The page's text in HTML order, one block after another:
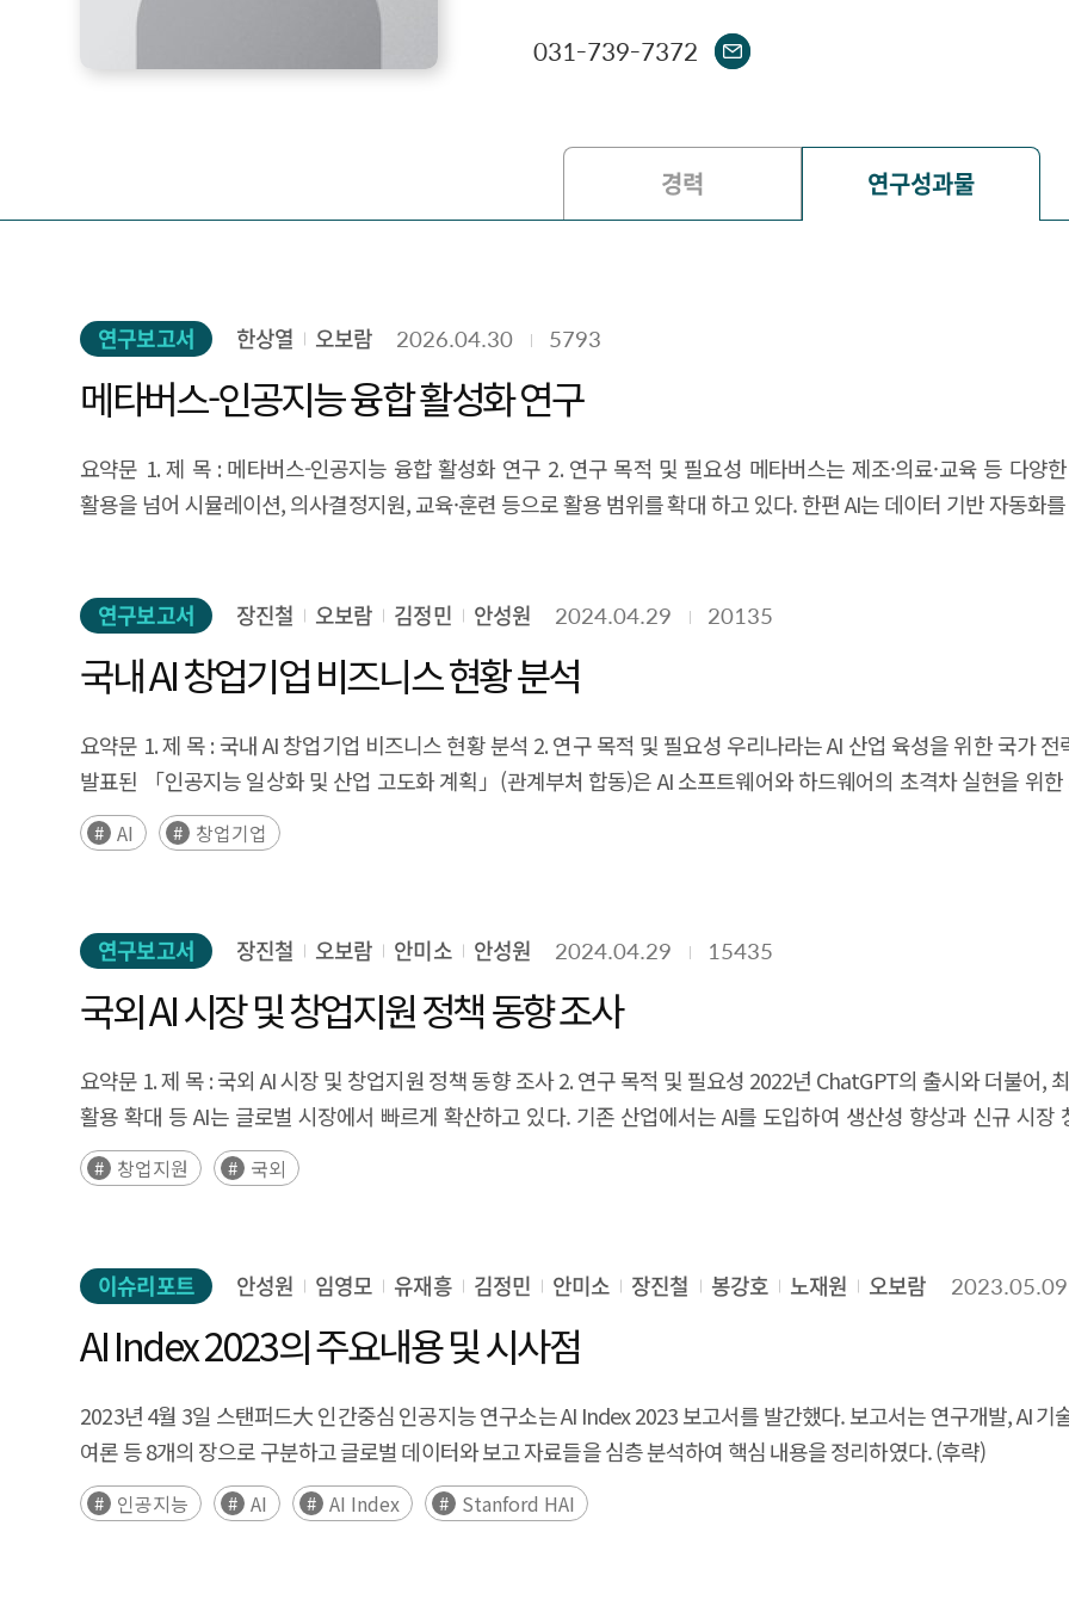
031-739-7372
경력 연구성과물
연구보고서 한상열 오보람 2026.04.30 5793
메타버스-인공지능 융합 활성화 연구
요약문 1. 제 목 : 메타버스-인공지능 융합 활성화 연구 2. 연구 목적 및 필요성 메타버스는 제조·의료·교육 등 다양한 산업에서 실증 성과를 축적하며, 엔터테인먼 트 중심
활용을 넘어 시뮬레이션, 의사결정지원, 교육·훈련 등으로 활용 범위를 확대 하고 있다. 한편 AI는 데이터 기반 자동화를 통해 산
체계적 분석은 미흡하다. 이에 본 연구는 메타버 스–AI 융합 구조를 종합적으로 분석하고, 양 기술의 공진화를
3. 연구의 구성 및 범위 본 연구는 메타버스와 AI 융합 활성화 전략을 도출하기 위해 기술–산업–정책으로 이 어지는 단계적 구조로 총 5개 장으로 구성되었다. 제1장은 연구
융합 시너지에 따른 가치사슬 변화를 구조화한다. 제4장은 주요 산업별 활용 동향과 주요국의 관련 정책을 검토하여 메타버스-AI 융합의 중장기 발전 방향을 제시한다.
마지막으로 제5장 은 메타버스–AI 융합의 장애요인을 정리하고 대응 방안을 제시한다. 4. 연구 내용 및 결과 4.1 메타버스 및 AI 기술 개요 메타버스는 현실 세계와 가상 세계가
융합하는 가상융합세계로, 메타버스의 핵심 기 술로는 AI, 공간컴퓨팅, 디지털 트윈, 블록체인 등이 있다. 이들은 콘
전반에 걸쳐 신공간화, 초개인화, 초실감화, 멀티모달화라는 진화 방향을 형성하고 있다. 특히 공간컴퓨팅은 현실 공간을 디지털 정보와 정밀하게 연동하
기계학습-딥러닝-생성형 AI로 이어지는 기술 발전을 통해 산업의 생산성 구조와 업무 방식을 재편하는 범용 핵심 기술로 부상하였다. 특히 생성형 AI는 텍스 트·이미지·영상·
음성·코드 등 다양한 콘텐츠를 창작하는 능력을 바탕으로 메타버 스 콘텐츠 생산을 혁신하고 있으며, 멀티모달 AI, AI 에이
메타버스-AI 융합 시너지 메타버스와 AI 기술은 서로의 발전을 촉진하며 공진화하고 있으며, 이로 인해 새로운 가치와 서비스 창출의 혁신이 기대된다. AI는 텍스트로도 실시간
콘텐츠 창작을 지원하며, 메타버스 내에서 사용자의 행동 패턴을 학습하여 개인화된 콘텐츠와 추천 시스템 구현 등에 핵심적 역할을 수행한다. 이를 통해, 메타버스는 각
사용자에게 최적화된 맞춤형 경험을 제공하고 산업적 활용 측면에서도 향상된 성과 달성에 기여할 수 있다. 메타버스는 AI 학습에 필요한 데이터와 시뮬레이션 환경을
제공함으로써 상호 시너지 효과를 창출하고 있다. 메타버스에서 생성되는 사용자 행동 데이터는 AI 모델 학습에 유용하게 활용될 수 있고, 메타버스에서 제공하는 가상
시뮬레이션 환경은 AI가 복잡 하고 다양한 물리적 조건을 안전하게 사전 학습하고 대응 전략을 검증하는데 기여할 수
세계를 연결하는 핵심 매개체로서 AI의 실생활 활용성을 높이며, 새로운 응용 서비스 기회를 창출할 것으로 기대된다. 또한, 메타버스–AI 융합은 ‘인프라’에서 ‘경험’에 이르는
범위, AI생성 창작물 저작권 등 새로운 사회·제도적 과제의 부상을 예고하고 있다. 4.3 메타버스-AI 융합 발전 전망 제조, 교육, 유통, 의료 등 다양한 분야에서 메타버스와 AI
융합이 적용되고 있다. 제 조분야에서는 AI 기반 공정 최적화, AI 기반 시뮬레이션, 로봇 가상 훈련 등의 활용 사 례가 나
학습 등이 가능해지 고 있다. 유통 분야에서는 맞춤형 가상 쇼핑 경험 제공, 물류 효율성 향상 등에 기여할 수 있으며, 헬스케어·의료 분야에서는 XR 치료 플랫폼, 정신·인지
EU, 중국, 중동에서 메타버스-AI 융합을 지원하는 정책들이 진행 되고 있다. 미국과 EU는 메타버스를 구현하는 XR을 중심으로 AI를 융합하
메타버스 육성 계획에 산업 메타버스를 중심 축으로 삼아 AI, 블록체인, 클라우드 등 신기술의 집성 혁신을 명시하였다. 중동에서는 관광, 도시 분야 에서 메타버스 도입과 AI
연계를 시도하고 있으며, 국제전기통신연합(ITU)과 유엔 국제 컴퓨팅센터(UNICC), 디지털 두바이가 공동으로 추진하는 시티버스
연구보고서 장진철 오보람 김정민 안성원 2024.04.29 20135
국내 AI 창업기업 비즈니스 현황 분석
요약문 1. 제 목 : 국내 AI 창업기업 비즈니스 현황 분석 2. 연구 목적 및 필요성 우리나라는 AI 산업 육성을 위한 국가
발표된 「인공지능 일상화 및 산업 고도화 계획」(관계부처 합동)은 AI 소프트웨어와 하드웨어의 초격차 실현을 위한
성장을 위한 데이터 및 해외 진출 등의 내용을 담고 있다. 이를 통해, 2027년 3대 AI 기술 강국 도약, AI 전문기업
국가정책을 바탕으로 지금, 이 순간에도 국내 다수의 창업기업이 AI 기술을 활용하여 새로운 비즈니스를 창출
있다. 이에, 본 연구에서는 국내외 선행연구를 통해 AI 창업기업을 정의하고, AI 창업기업의 비즈니스 현황을 분석하고
심층 인터뷰하여 기업이 직면한 현황, 제품 및 서비스 개발 현황을 파악하고, 정부의 정책 지원이 필요한 분야 등
기초자료를 파악하고자 한다. 이를 통해, 국내 AI 창업·투자 생태계를 파악하면서 해외 주요국과 비교할 수 있는 시
육성을 위한 정책의 기초자료 마련을 목표로 한다. 빠르게 변화하는 AI 시장과 창업·투자 생태계 특성상 조사 시
신속하게 현황을 파악하고 국내·외 현황 비교를 위한 대안적 조사 연구로써 데이터 기반의 분석을 수행하였다. 3. 연
구성되어 있다. 첫 번째는 AI 창업기업 정의, 조사 및 분석이며, 두 번째는 AI 창업기업 비즈니스 현황 조사이고, 셋째는
먼저 AI 창업기업 정의, 조사 및 분석에서는 AI 창업기업 정의에 대한 선행 조사를 기반으로 하여 창업기업을 정의하고,
창업기업에서 주요한 모범사례들이나 특징적인 기업을 선정하여 심층적으로 사례분석을 수행함과 동시에 AI 기업과
기업으로, AI 기술을 통해 제품, 서비스, 플랫폼의 생산, 유통, 활용, 부가서비스, 조사, 분석, 컨설팅, 중개 등의 과정을
도출하였다. 주요 분석 결과는 다음과 같다. [국내 AI 분야 VC 투자 주요 결과] [국내 생성형 AI 분야 VC 투자 주요 결과]
AI 창업기업의 경쟁 우위와 이익창출력 측면의 취약성에 의해 지속성장의 어려움이 예측되었다. 이를 위해서는 기술
구축, 전문인력 지원의 필요성이 있었다. 기업과 기관 심층 인터뷰 결과, 최근 AI 스타트업의 대표적인 어려움으로는 높
효과에 대한 투자자의 의문 등으로 초기 투자의 기피 요인이 발생하고 있다. 또한, 스타트업은 해외 시장 진출 경험 부
AI 창업기업
연구보고서 장진철 오보람 안미소 안성원 2024.04.29 15435
국외 AI 시장 및 창업지원 정책 동향 조사
요약문 1. 제 목 : 국외 AI 시장 및 창업지원 정책 동향 조사 2. 연구 목적 및 필요성 2022년 ChatGPT의 출시와 더불어,
활용 확대 등 AI는 글로벌 시장에서 빠르게 확산하고 있다. 기존 산업에서는 AI를 도입하여 생산성 향상과 신규 시장
지속적으로 등장하여 VC와 정부로부터 대규모의 투자를 받아 성장하고 있다. 이에, 글로벌 AI 시장 및 창업 투자 동향
국내 AI 산업의 육성을 위한 정책 방향 수립의 기초자료 생성이 필요한 상황이다. 즉, 하루가 다르게 신규 기업 및 서비
목적을 둔다. 또한, 국내와 해외의 AI분야 창업을 지원하는 정책의 비교 분석을 통해, 정책의 현황을 도출하고 비교함으
분석하는 것을 목표로 한다. 3. 연구의 구성 및 범위 먼저, 본 과제에서 아우르는 ‘생태계’에 대한 용어를 명확히 정의하
국내 AI 시장 규모 조사를 위해 글로벌 시장 조사 기관인 IDC와 Gartner로부터 세계, 국내 AI 및 생성형 AI 시장 규모 전
주요 국가별 AI 공급을 주도하는 주요기업의 시장 동향을 수집, 정리하였다. 시장 조사 기관의 보고서는 객관적인
용이하나, 세부적인 기업의 현황과 통계 분석을 진행하기에는 원본 데이터 확보의 어려움, 기관의 수치 보정 및 계산
스타트업 지표인 VC 투자 현황 데이터베이스인 Crunchbase 및 Dealroom.co 등을 분석하여 연도별, 국가별 AI
주요국의 AI 창업분야 정책 현황을 분석하고, 최근 우리나라의 각 유관 부처가 발표하는 AI 창업 정책을 통해 우리나라
창업지원 국외
이슈리포트 안성원 임영모 유재흥 김정민 안미소 장진철 봉강호 노재원 오보람 2023.05.09
AI Index 2023의 주요내용 및 시사점
2023년 4월 3일 스탠퍼드大 인간중심 인공지능 연구소는 AI Index 2023 보고서를 발간했다. 보고서는 연구개발, AI 기
여론 등 8개의 장으로 구분하고 글로벌 데이터와 보고 자료들을 심층 분석하여 핵심 내용을 정리하였다. (후략)
인공지능 AI AI Index Stanford HAI